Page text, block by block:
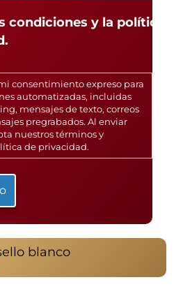
condiciones y la política
consentimiento expreso para
automatizadas, incluidas
mensajes de texto, correos
pregrabados. Al enviar
nuestros términos y
de privacidad.